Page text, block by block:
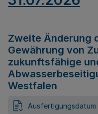
Zweite Änderung
Gewährung von
zukunftsfähige
Westfalen
Ausfertigungsdatum